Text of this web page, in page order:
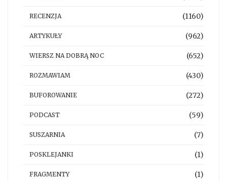
RECENZJA (1160)
ARTYKUŁY (962)
WIERSZ NA DOBRĄ NOC (652)
ROZMAWIAM (430)
BUFOROWANIE (272)
PODCAST (59)
SUSZARNIA (7)
POSKLEJANKI (1)
FRAGMENTY (1)